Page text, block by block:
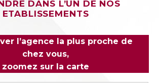
DANS L’UN DE NOS
ETABLISSEMENTS
l’agence la plus proche de
chez vous,
zoomez sur la carte